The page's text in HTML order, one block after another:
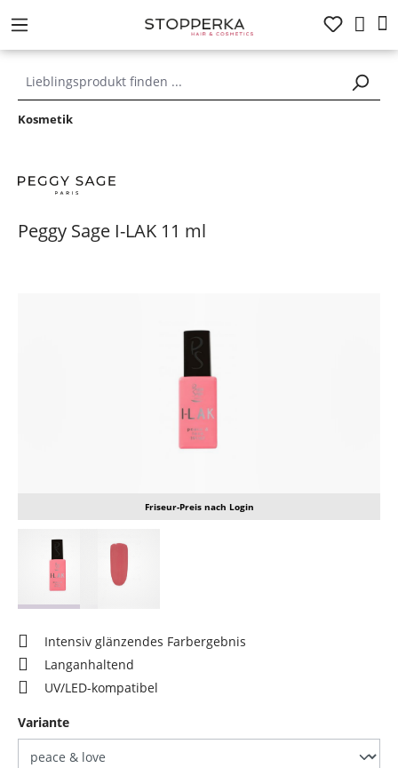
springen
Kosmetik
Peggy Sage I-LAK 11 ml
Friseur-Preis nach Login
Intensiv glänzendes Farbergebnis
Langanhaltend
UV/LED-kompatibel
Varianteauswählen